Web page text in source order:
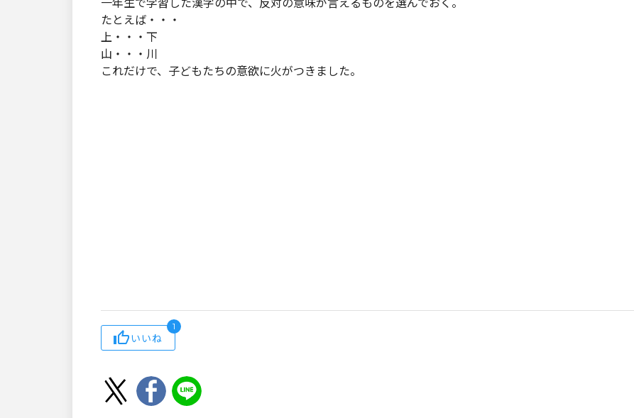
一年生で学習した漢字の中で、反対の意味が言えるものを選んでおく。
たとえば・・・
上・・・下
山・・・川
これだけで、子どもたちの意欲に火がつきました。
いいね
1